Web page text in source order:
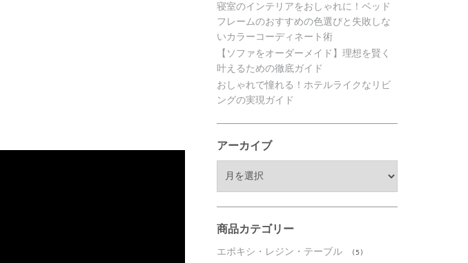
寝室のインテリアをおしゃれに！ベッド
フレームのおすすめの色選びと失敗しな
いカラーコーディネート術
【ソファをオーダーメイド】理想を賢く
叶えるための徹底ガイド
おしゃれで憧れる！ホテルライクなリビ
ングの実現ガイド
アーカイブ
ブ
商品カテゴリー
エポキシ・レジン・テーブル (5)